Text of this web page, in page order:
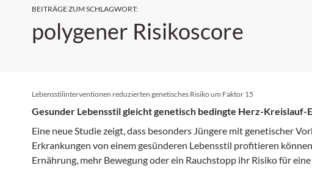
BEITRÄGE ZUM SCHLAGWORT:
polygener Risikoscore
Lebensstilinterventionen reduzierten genetisches Risiko um Faktor 15
Gesunder Lebensstil gleicht genetisch bedingte Herz-Kreislauf-
Eine neue Studie zeigt, dass besonders Jüngere mit genetischer
Erkrankungen von einem gesünderen Lebensstil profitieren
Ernährung, mehr Bewegung oder ein Rauchstopp ihr Risiko für